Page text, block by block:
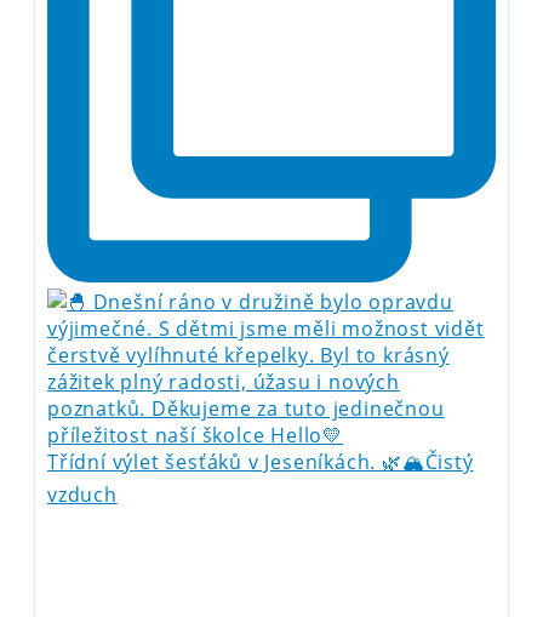
Třídní výlet šesťáků v Jeseníkách. 🌿🏔️Čistý
vzduch